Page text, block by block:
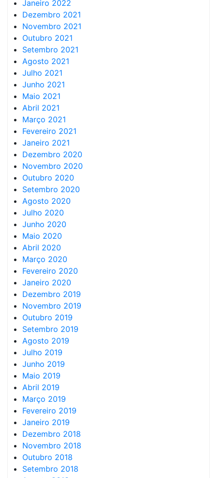
Janeiro 2022
Dezembro 2021
Novembro 2021
Outubro 2021
Setembro 2021
Agosto 2021
Julho 2021
Junho 2021
Maio 2021
Abril 2021
Março 2021
Fevereiro 2021
Janeiro 2021
Dezembro 2020
Novembro 2020
Outubro 2020
Setembro 2020
Agosto 2020
Julho 2020
Junho 2020
Maio 2020
Abril 2020
Março 2020
Fevereiro 2020
Janeiro 2020
Dezembro 2019
Novembro 2019
Outubro 2019
Setembro 2019
Agosto 2019
Julho 2019
Junho 2019
Maio 2019
Abril 2019
Março 2019
Fevereiro 2019
Janeiro 2019
Dezembro 2018
Novembro 2018
Outubro 2018
Setembro 2018